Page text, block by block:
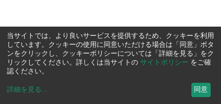
当サイトでは、より良いサービスを提供するため、クッキーを利用
しています。クッキーの使用に同意いただける場合は「同意」ボタ
ンをクリックし、クッキーポリシーについては「詳細を見る」をク
リックしてください。詳しくは当サイトの サイトポリシー をご確
認ください。
詳細を見る ... 同意